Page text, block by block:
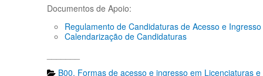
Documentos de Apoio:
Regulamento de Candidaturas de Acesso e Ingresso
Calendarização de Candidaturas
B00. Formas de acesso e ingresso em Licenciaturas